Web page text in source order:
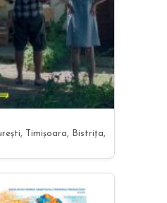
Timișoara, Bistrița,